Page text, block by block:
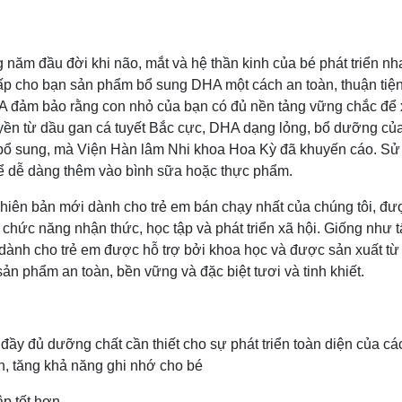
đầu đời khi não, mắt và hệ thần kinh của bé phát triển
cho bạn sản phẩm bổ sung DHA một cách an toàn, thuận
đảm bảo rằng con nhỏ của bạn có đủ nền tảng vững chắc để
từ dầu gan cá tuyết Bắc cực, DHA dạng lỏng, bổ dưỡng
sung, mà Viện Hàn lâm Nhi khoa Hoa Kỳ đã khuyến cáo.
dàng thêm vào bình sữa hoặc thực phẩm.
bản mới dành cho trẻ em bán chạy nhất của chúng tôi,
năng nhận thức, học tập và phát triển xã hội. Giống như
cho trẻ em được hỗ trợ bởi khoa học và được sản xuất từ
phẩm an toàn, bền vững và đặc biệt tươi và tinh khiết.
đủ dưỡng chất cần thiết cho sự phát triển toàn diện của
tăng khả năng ghi nhớ cho bé